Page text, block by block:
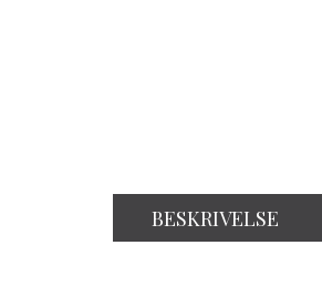
BESKRIVELSE